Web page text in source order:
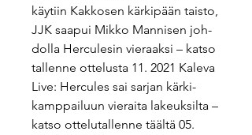
käytiin Kak­ko­sen kär­ki­pään taisto,
JJK saapui Mikko Man­ni­sen joh­
dol­la Her­cu­le­sin vie­raak­si – katso
tal­len­ne ot­te­lus­ta 11. 2021 Kaleva
Live: Her­cu­les sai sarjan kär­ki­
kamp­pai­luun vie­rai­ta la­keuk­sil­ta –
katso ot­te­lu­tal­len­ne täältä 05.